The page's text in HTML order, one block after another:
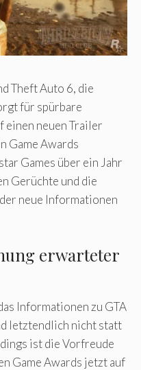
Theft Auto 6, die
für spürbare
einen neuen Trailer
Game Awards
Games über ein Jahr
Gerüchte und die
neue Informationen
erwarteter
Informationen zu GTA
letztendlich nicht statt
ist die Vorfreude
Game Awards jetzt auf